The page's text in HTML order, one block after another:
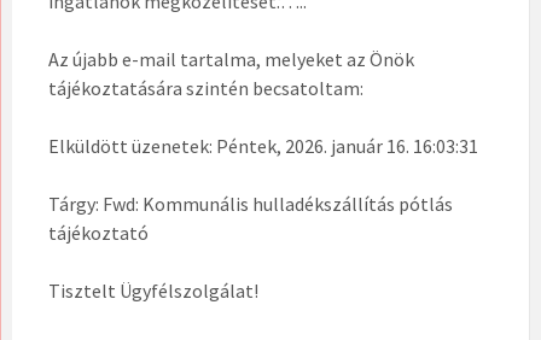
Az újabb e-mail tartalma, melyeket az Önök
tájékoztatására szintén becsatoltam:
Elküldött üzenetek: Péntek, 2026. január 16. 16:03:31
Tárgy: Fwd: Kommunális hulladékszállítás pótlás
tájékoztató
Tisztelt Ügyfélszolgálat!